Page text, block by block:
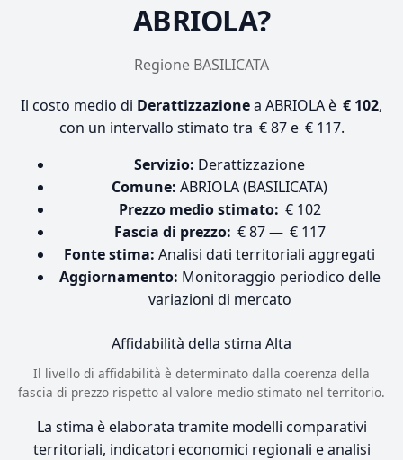
ABRIOLA?
Regione BASILICATA
Il costo medio di Derattizzazionea ABRIOLA è € 102,
con un intervallo stimato tra € 87 e € 117.
Servizio: Derattizzazione
Comune: ABRIOLA (BASILICATA)
Prezzo medio stimato: € 102
Fascia di prezzo: € 87 — € 117
Fonte stima: Analisi dati territoriali aggregati
Aggiornamento: Monitoraggio periodico delle
variazioni di mercato
Affidabilità della stima Alta
Il livello di affidabilità è determinato dalla coerenza della
fascia di prezzo rispetto al valore medio stimato nel territorio.
La stima è elaborata tramite modelli comparativi
territoriali, indicatori economici regionali e analisi